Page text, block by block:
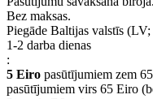
Bez maksas.
Piegāde Baltijas valstīs
1-2 darba dienas
:
5 Eiro pasūtījumiem zem
pasūtījumiem virs 65 Eiro